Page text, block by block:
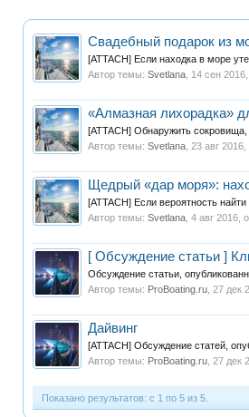
Свадебный подарок из
[ATTACH] Если находка в море
Автор темы: Svetlana 14 сен 2016
«Алмазная лихорадка»
[ATTACH] Обнаружить
Автор темы: Svetlana 23 авг 2016
Щедрый «дар моря»:
[ATTACH] Если вероятность
Автор темы: Svetlana 4 авг 2016 ,
[ Обсуждение статьи ]
Обсуждение статьи,
Автор темы: ProBoating.ru 27 дек
Дайвинг
[ATTACH] Обсуждение статей,
Автор темы: ProBoating.ru 27 дек
Показано результатов: с 1 по 5 из 5.